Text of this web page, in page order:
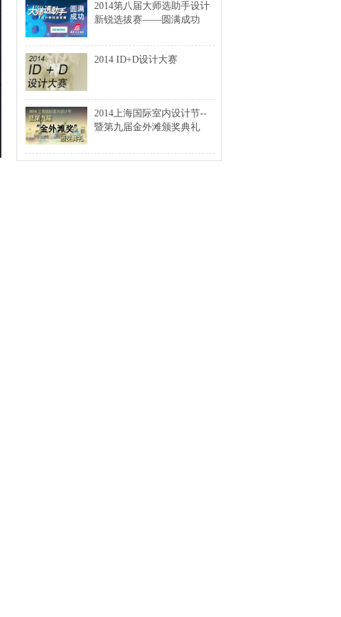
2014第八届大师选助手设计
新锐选拔赛——圆满成功
2014 ID+D设计大赛
2014上海国际室内设计节--
暨第九届金外滩颁奖典礼